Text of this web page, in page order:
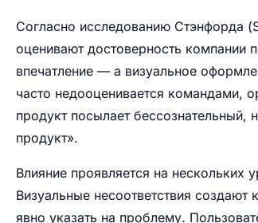
Согласно исследованию Стэнфорда
оценивают достоверность компании
впечатление — а визуальное
часто недооценивается командами,
продукт посылает
продукт».
Влияние проявляется на нескольких
Визуальные несоответствия
явно указать на проблему.